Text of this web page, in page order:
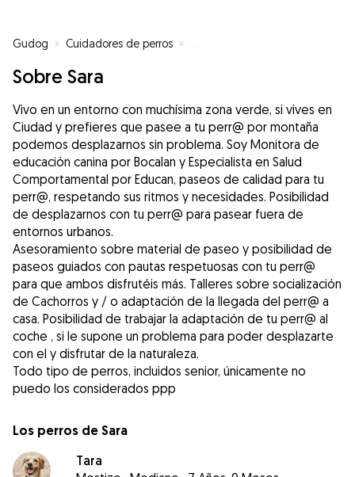
Gudog » Cuidadores de perros »
Sobre Sara
Vivo en un entorno con muchísima zona verde, si vives en
Ciudad y prefieres que pasee a tu perr@ por montaña
podemos desplazarnos sin problema. Soy Monitora de
educación canina por Bocalan y Especialista en Salud
Comportamental por Educan, paseos de calidad para tu
perr@, respetando sus ritmos y necesidades. Posibilidad
de desplazarnos con tu perr@ para pasear fuera de
entornos urbanos.
Asesoramiento sobre material de paseo y posibilidad de
paseos guiados con pautas respetuosas con tu perr@
para que ambos disfrutéis más. Talleres sobre socialización
de Cachorros y / o adaptación de la llegada del perr@ a
casa. Posibilidad de trabajar la adaptación de tu perr@ al
coche , si le supone un problema para poder desplazarte
con el y disfrutar de la naturaleza.
Todo tipo de perros, incluidos senior, únicamente no
puedo los considerados ppp
Los perros de Sara
Tara